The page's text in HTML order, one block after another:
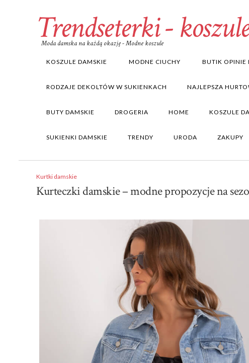
Trendseterki - koszule
Moda damska na każdą okazję - Modne koszule
KOSZULE DAMSKIE MODNE CIUCHY BUTIK OPINIE
RODZAJE DEKOLTÓW W SUKIENKACH NAJLEPSZA
BUTY DAMSKIE DROGERIA HOME KOSZULE
SUKIENKI DAMSKIE TRENDY URODA ZAKUPY
Kurtki damskie
Kurteczki damskie – modne propozycje na